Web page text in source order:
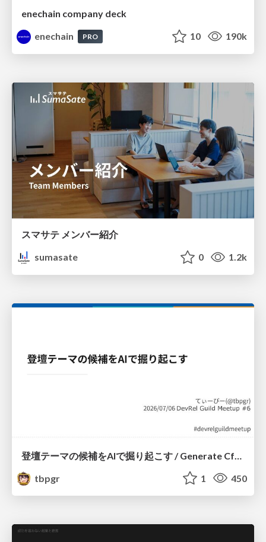
enechain company deck
enechain
PRO 10 190k
スマサテ メンバー紹介
sumasate
0 1.2k
tbpgr
1 450